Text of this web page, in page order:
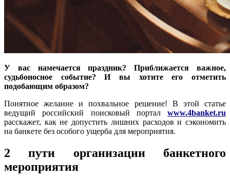
У вас намечается праздник? Приближается важное,
судьбоносное событие? И вы хотите его отметить
подобающим образом?
Понятное желание и похвальное решение! В этой статье
ведущий российский поисковый портал www.4banket.ru
расскажет, как не допустить лишних расходов и сэкономить
на банкете без особого ущерба для мероприятия.
2 пути организации банкетного
мероприятия